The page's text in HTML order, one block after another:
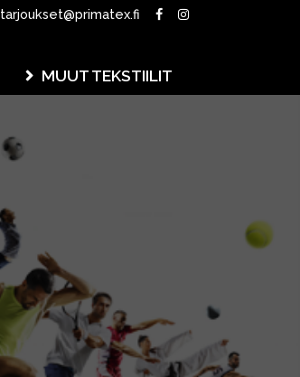
tarjoukset@primatex.fi
MUUT TEKSTIILIT